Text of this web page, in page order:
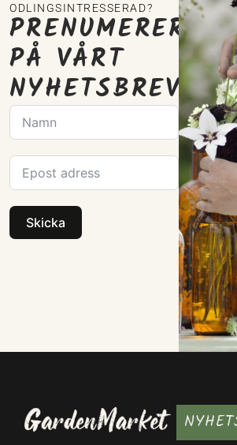
ODLINGSINTRESSERAD?
PRENUMERERA
PÅ VÅRT
NYHETSBREV
Skicka